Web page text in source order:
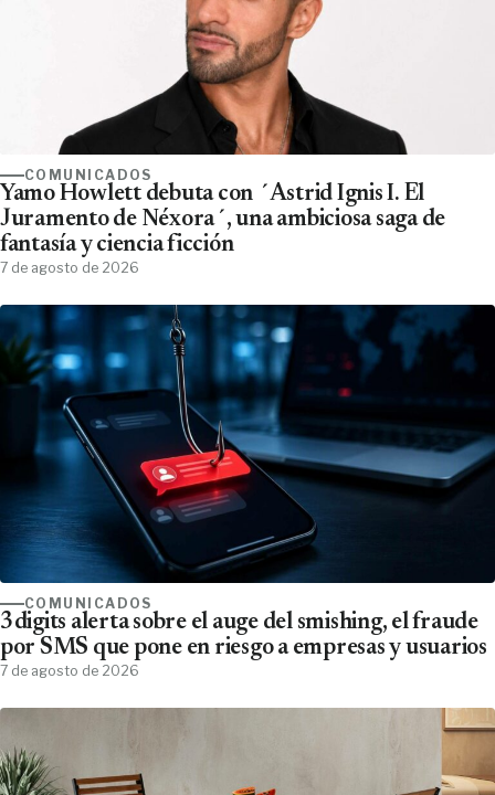
COMUNICADOS
Yamo Howlett debuta con ´Astrid Ignis I. El
Juramento de Néxora´, una ambiciosa saga de
fantasía y ciencia ficción
7 de agosto de 2026
COMUNICADOS
3digits alerta sobre el auge del smishing, el fraude
por SMS que pone en riesgo a empresas y usuarios
7 de agosto de 2026